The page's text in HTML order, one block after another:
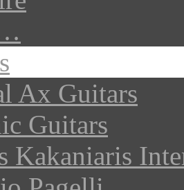
Ax Guitars
Guitars
Kakaniaris